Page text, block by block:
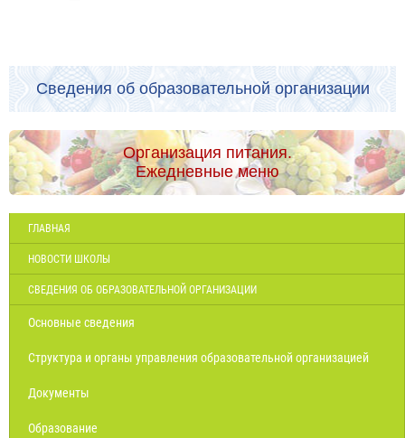
Сведения об образовательной организации
Организация питания.
Ежедневные меню
ГЛАВНАЯ
НОВОСТИ ШКОЛЫ
СВЕДЕНИЯ ОБ ОБРАЗОВАТЕЛЬНОЙ ОРГАНИЗАЦИИ
Основные сведения
Структура и органы управления образовательной организацией
Документы
Образование